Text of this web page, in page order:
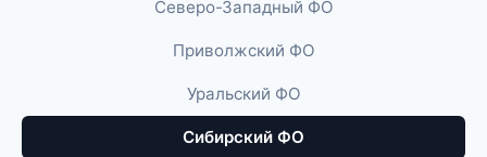
Северо-Западный ФО
Приволжский ФО
Уральский ФО
Сибирский ФО